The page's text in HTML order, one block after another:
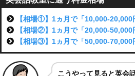
【相場①】1ヵ月で「10,000-20,000
【相場②】1ヵ月で「20,000-50,000
【相場③】1ヵ月で「50,000-70,000
こうやって見ると英会